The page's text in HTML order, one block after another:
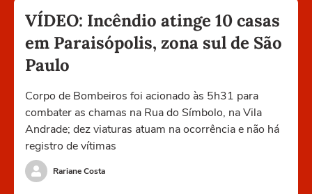
VÍDEO: Incêndio atinge 10 casas
em Paraisópolis, zona sul de São
Paulo
Corpo de Bombeiros foi acionado às 5h31 para
combater as chamas na Rua do Símbolo, na Vila
Andrade; dez viaturas atuam na ocorrência e não há
registro de vítimas
Rariane Costa